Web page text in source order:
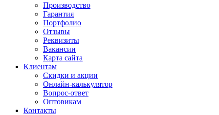
Производство
Гарантия
Портфолио
Отзывы
Реквизиты
Вакансии
Карта сайта
Клиентам
Скидки и акции
Онлайн-калькулятор
Вопрос-ответ
Оптовикам
Контакты